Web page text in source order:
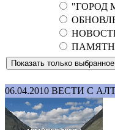
"ГОРОД
06.04.2010 ВЕСТИ С